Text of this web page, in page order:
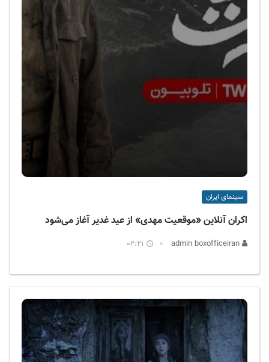
سینمای ایران
اکران آنلاین «موقعیت مهدی» از عید غدیر آغاز می‌شود
02:21